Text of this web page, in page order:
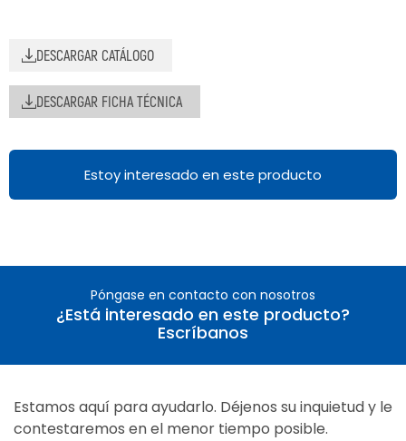
DESCARGAR CATÁLOGO
DESCARGAR FICHA TÉCNICA
Estoy interesado en este producto
Póngase en contacto con nosotros
¿Está interesado en este producto?
Escríbanos
Estamos aquí para ayudarlo. Déjenos su inquietud y le
contestaremos en el menor tiempo posible.